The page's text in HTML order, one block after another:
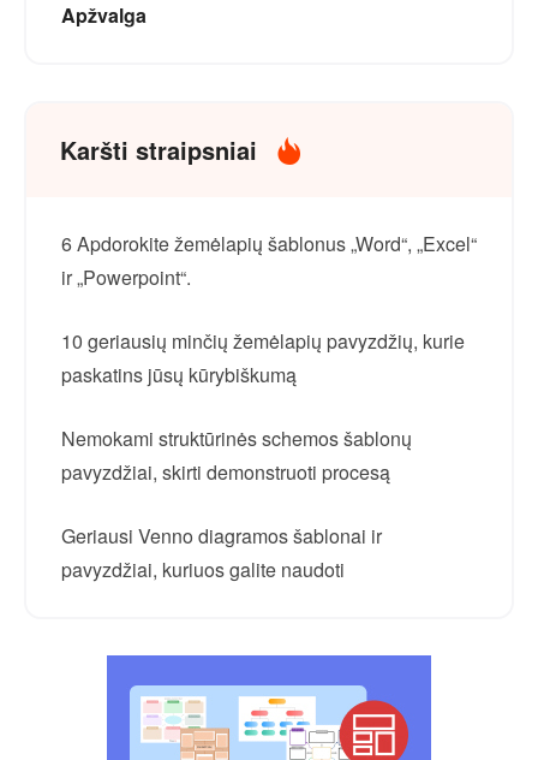
Apžvalga
Karšti straipsniai
6 Apdorokite žemėlapių šablonus „Word“, „Excel“
ir „Powerpoint“.
10 geriausių minčių žemėlapių pavyzdžių, kurie
paskatins jūsų kūrybiškumą
Nemokami struktūrinės schemos šablonų
pavyzdžiai, skirti demonstruoti procesą
Geriausi Venno diagramos šablonai ir
pavyzdžiai, kuriuos galite naudoti